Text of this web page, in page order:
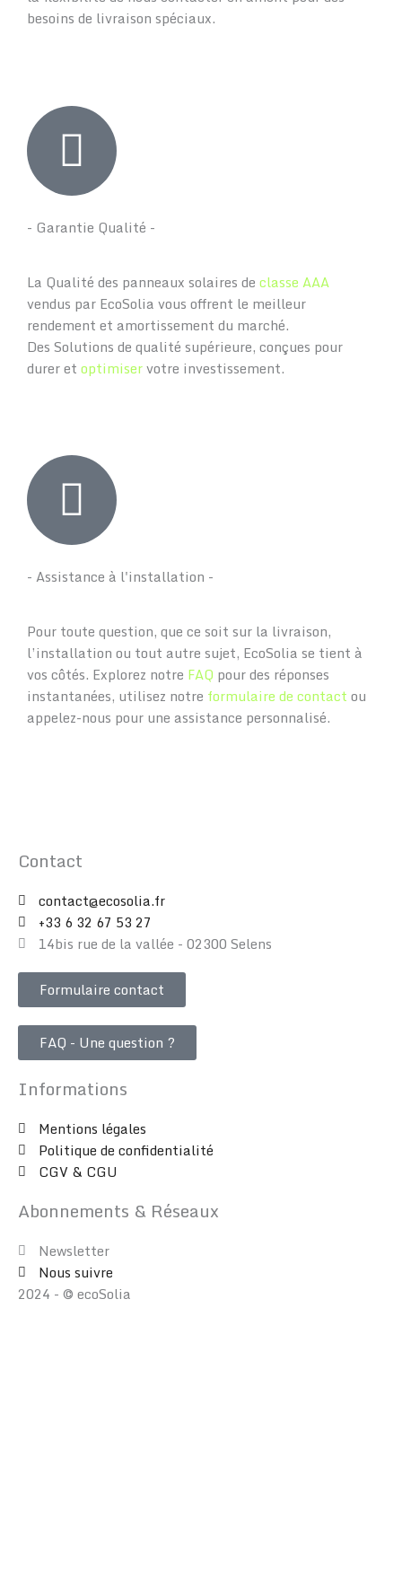
besoins de livraison spéciaux.
- Garantie Qualité -
La Qualité des panneaux solaires de classe AAA
vendus par EcoSolia vous offrent le meilleur
rendement et amortissement du marché.
Des Solutions de qualité supérieure, conçues pour
durer et optimiservotre investissement.
- Assistance à l'installation -
Pour toute question, que ce soit sur la livraison,
l’installation ou tout autre sujet, EcoSolia se tient à
vos côtés. Explorez notre FAQ pour des réponses
instantanées, utilisez notre formulaire de contact ou
appelez-nous pour une assistance personnalisé.
Contact
contact@ecosolia.fr
+33 6 32 67 53 27
14bis rue de la vallée - 02300 Selens
Formulaire contact
FAQ - Une question ?
Informations
Mentions légales
Politique de confidentialité
CGV & CGU
Abonnements & Réseaux
Newsletter
Nous suivre
2024 - © ecoSolia